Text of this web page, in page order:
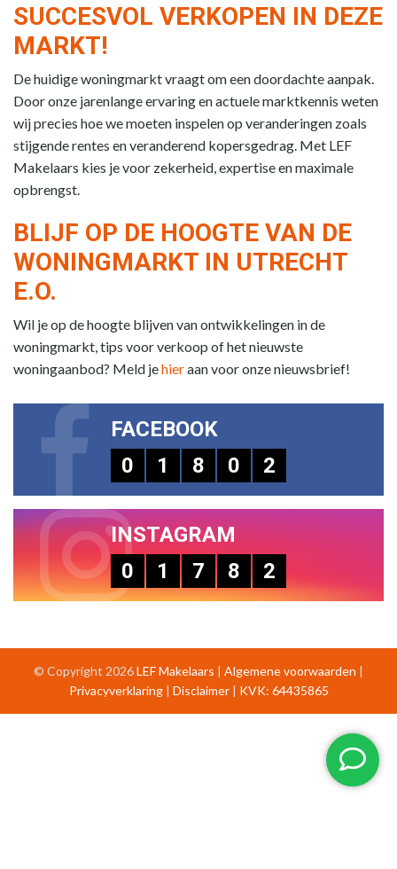
SUCCESVOL VERKOPEN IN DEZE
MARKT!
De huidige woningmarkt vraagt om een doordachte aanpak.
Door onze jarenlange ervaring en actuele marktkennis weten
wij precies hoe we moeten inspelen op veranderingen zoals
stijgende rentes en veranderend kopersgedrag. Met LEF
Makelaars kies je voor zekerheid, expertise en maximale
opbrengst.
BLIJF OP DE HOOGTE VAN DE
WONINGMARKT IN UTRECHT
E.O.
Wil je op de hoogte blijven van ontwikkelingen in de
woningmarkt, tips voor verkoop of het nieuwste
woningaanbod? Meld jehieraan voor onze nieuwsbrief!
FACEBOOK
0
1 8 0 2
INSTAGRAM
0
1 7 8 2
© Copyright 2026LEF Makelaars | Algemene voorwaarden |
Privacyverklaring| Disclaimer| KVK: 64435865